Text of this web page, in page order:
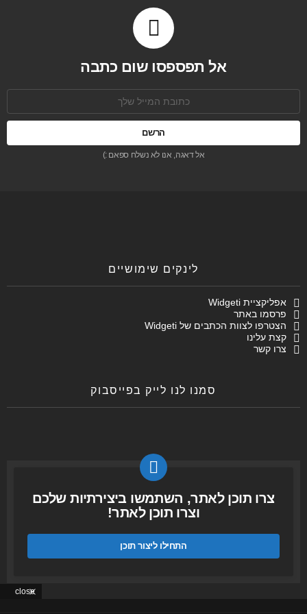
אל תפספסו שום כתבה
אל דאגה, אנו לא נשלח ספאם :)
לינקים שימושיים
אפליקציית Widgeti
פרסמו באתר
הצטרפו לצוות הכתבים של Widgeti
קצת עלינו
צרו קשר
סמנו לנו לייק בפייסבוק
צרו תוכן לאתר, השתמשו ביצירתיות שלכם
וצרו תוכן לאתר!
התחילו ליצור תוכן
close